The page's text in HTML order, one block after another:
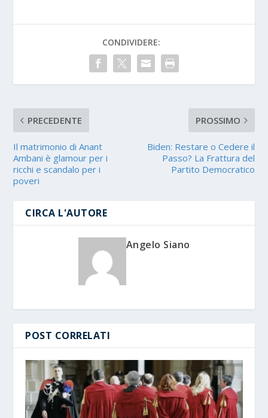
CONDIVIDERE:
PRECEDENTE
Il matrimonio di Anant
Ambani è glamour per i
ricchi e scandalo per i
poveri
PROSSIMO
Biden: Restare o Cedere il
Passo? La Frattura del
Partito Democratico
CIRCA L'AUTORE
Angelo Siano
POST CORRELATI